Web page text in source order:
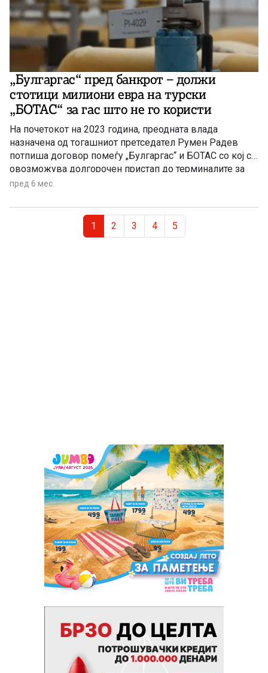
„Булгаргас“ пред банкрот – должи
стотици милиони евра на турски
„БОТАС“ за гас што не го користи
На почетокот на 2023 година, преодната влада
назначена од тогашниот претседател Румен Радев
потпиша договор помеѓу „Булгаргас“ и БОТАС со кој се
овозможува долгорочен пристап до терминалите за
ЛНГ на Турција и мрежата за пренос на гас до крајот на
околу 1,3 милијарди кубни метри годишно. Според
условите на договорот, Бугарија плаќа приближно
500.000 евра дневно за резервираниот капацитет, без
пред 6 мес.
Current Page
1 Page
2 Page
3 Page
4 Page
5